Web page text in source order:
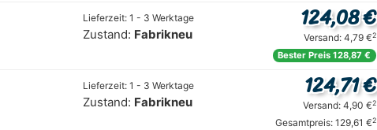
Lieferzeit: 1 - 3 Werktage
Zustand: Fabrikneu
124,08 €
Versand: 4,79 €2
Bester Preis 128,87 €
Lieferzeit: 1 - 3 Werktage
Zustand: Fabrikneu
124,71 €
Versand: 4,90 €2
Gesamtpreis: 129,61 €2